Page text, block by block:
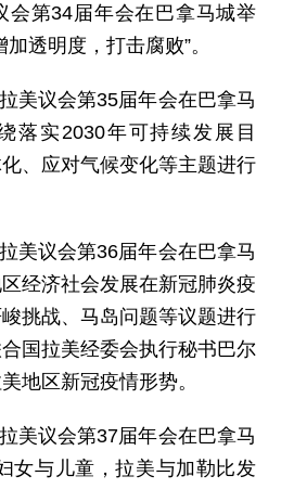
会第34届年会在巴拿马城举
透明度，打击腐败”。
美议会第35届年会在巴拿马
落实2030年可持续发展目
、应对气候变化等主题进行
美议会第36届年会在巴拿马
经济社会发展在新冠肺炎疫
挑战、马岛问题等议题进行
国拉美经委会执行秘书巴尔
地区新冠疫情形势。
美议会第37届年会在巴拿马
女与儿童，拉美与加勒比发